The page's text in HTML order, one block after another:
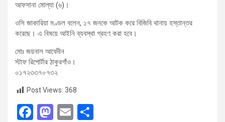
আফসানা মোল্যা (৬)।
ওসি জাকারিয়া মণ্ডল বলেন, ১৭ জনকে আটক করে বিজিবি থানায় হস্তান্তর
করেছে। এ বিষয়ে আইনি ব্যবস্থা গ্রহণ করা হবে।
মোঃ জয়নাল আবেদীন
স্টাফ রিপোর্টার ঠাকুরগাঁও।
০১৭২৩৩৭০৭৩২
Post Views: 368
F
M E